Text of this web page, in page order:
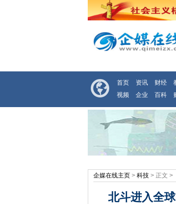
首页 资讯 财经
视频
企业 百科
企媒在线主页 > 科技 > 正文 >
北斗进入全